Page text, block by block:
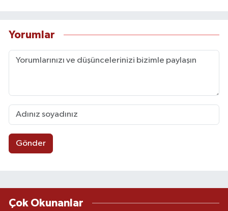
Yorumlar
Gönder
Çok Okunanlar